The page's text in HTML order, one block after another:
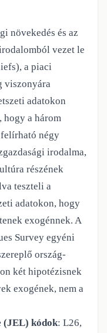
növekedés és az
vezet le
a piaci
viszonyára
adatokon
hogy a három
négy
irodalma,
részének
teszteli a
adatokon, hogy
exogénnek. A
Survey egyéni
ország-
két hipotézisnek
exogének, nem a
(JEL) kódok: L26,